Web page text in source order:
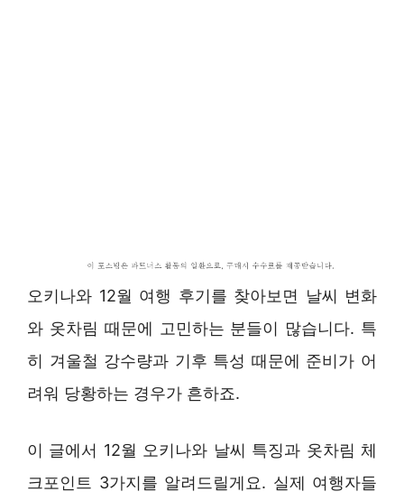
오키나와 12월 여행 후기를 찾아보면 날씨 변화
와 옷차림 때문에 고민하는 분들이 많습니다. 특
히 겨울철 강수량과 기후 특성 때문에 준비가 어
려워 당황하는 경우가 흔하죠.
이 글에서 12월 오키나와 날씨 특징과 옷차림 체
크포인트 3가지를 알려드릴게요. 실제 여행자들